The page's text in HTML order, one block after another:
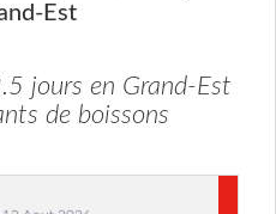
Est
jours en Grand-Est
de boissons